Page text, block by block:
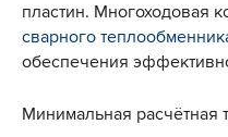
пластин. Многоходовая
сварного
обеспечения
Минимальная расчётная